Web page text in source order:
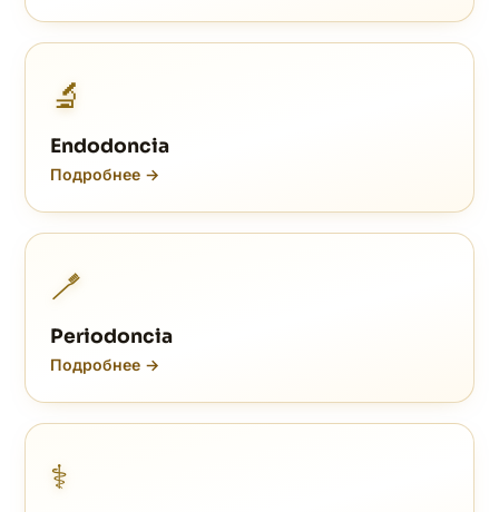
🔬
Endodoncia
Подробнее →
🪥
Periodoncia
Подробнее →
⚕️